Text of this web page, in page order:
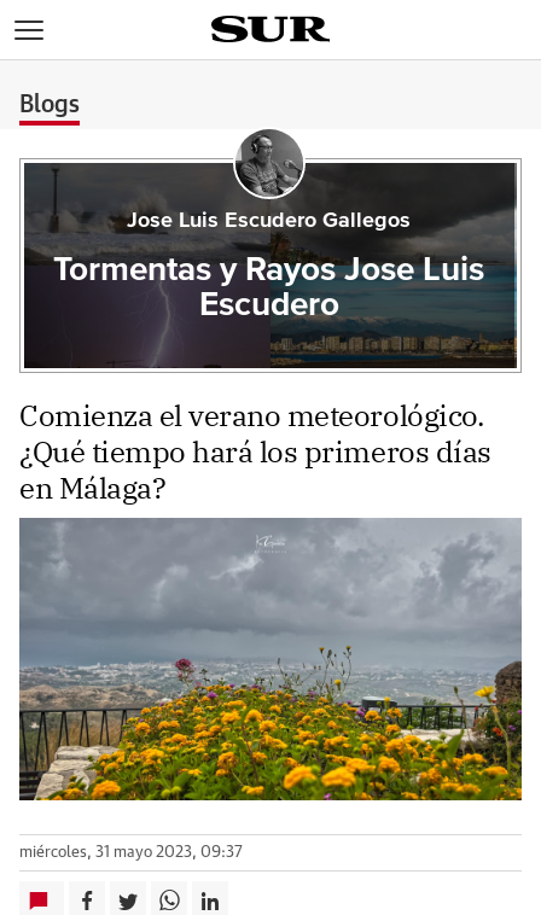
Blogs
Jose Luis Escudero Gallegos
Tormentas y Rayos Jose Luis
Escudero
Comienza el verano meteorológico.
¿Qué tiempo hará los primeros días
en Málaga?
miércoles, 31 mayo 2023, 09:37